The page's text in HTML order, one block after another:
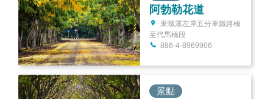
阿勃勒花道
東螺溪左岸五分車鐵路橋
至代馬橋段
886-4-8969906
景點